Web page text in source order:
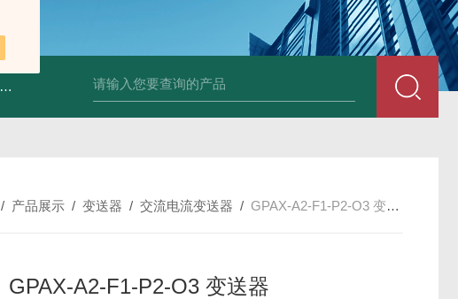
变送器GPV-V1-F1-P2-O3 变送器GPA-A2-F1-P2-O3 变送器
/ 产品展示 /变送器 /交流电流变送器 / GPAX-A2-F1-P2-O3 变送器
GPAX-A2-F1-P2-O3 变送器